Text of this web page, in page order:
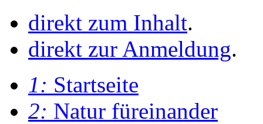
direkt zum Inhalt.
direkt zur Anmeldung.
1: Startseite
2: Natur füreinander